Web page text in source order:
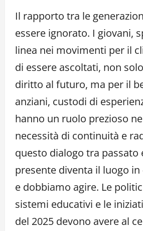
Il rapporto tra le
essere ignorato. I giovani,
linea nei movimenti per il
di essere ascoltati, non
diritto al futuro, ma per il
anziani, custodi di
hanno un ruolo prezioso
necessità di continuità e
questo dialogo tra passato
presente diventa il luogo
e dobbiamo agire. Le
sistemi educativi e le
del 2025 devono avere al